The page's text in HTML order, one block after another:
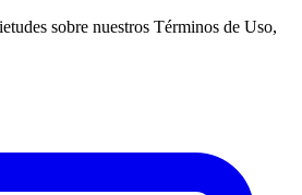
sobre nuestros Términos de Uso,